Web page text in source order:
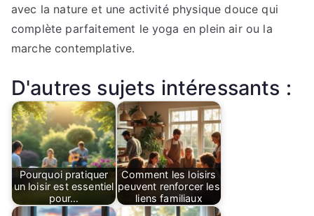
avec la nature et une activité physique douce qui
complète parfaitement le yoga en plein air ou la
marche contemplative.
D'autres sujets intéressants :
Pourquoi pratiquer
un loisir est essentiel
pour…
Comment les loisirs
peuvent renforcer les
liens familiaux